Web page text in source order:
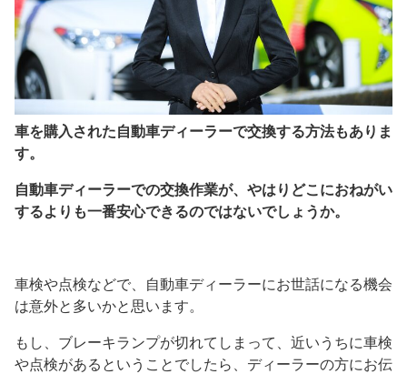
車を購入された自動車ディーラーで交換する方法もありま
す。
自動車ディーラーでの交換作業が、やはりどこにおねがい
するよりも一番安心できるのではないでしょうか。
車検や点検などで、自動車ディーラーにお世話になる機会
は意外と多いかと思います。
もし、ブレーキランプが切れてしまって、近いうちに車検
や点検があるということでしたら、ディーラーの方にお伝